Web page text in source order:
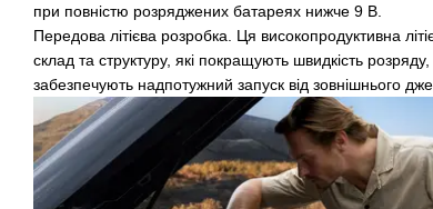
при повністю розряджених батареях нижче 9 В.
Передова літієва розробка. Ця високопродуктивна
склад та структуру, які покращують швидкість
забезпечують надпотужний запуск від зовнішнього